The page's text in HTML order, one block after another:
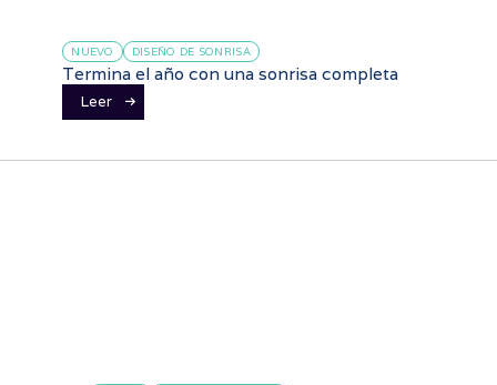
NUEVO DISEÑO DE SONRISA
Termina el año con una sonrisa completa
Leer